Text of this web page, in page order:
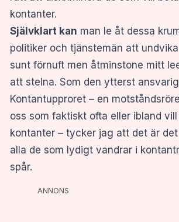
kontanter.
Självklart kan man le åt dessa
politiker och tjänstemän att
sunt förnuft men åtminstone mitt
att stelna. Som den ytterst
Kontantupproret – en
oss som faktiskt ofta eller ibland
kontanter – tycker jag att det är
alla de som lydigt vandrar i
spår.
ANNONS